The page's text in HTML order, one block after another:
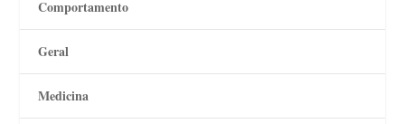
Comportamento
Geral
Medicina